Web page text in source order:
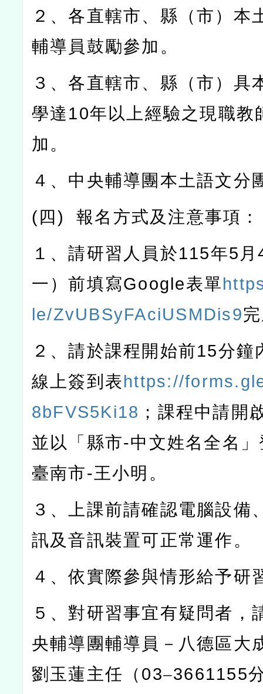
２、各直轄市、縣（市）本
輔導員鼓勵參加。
３、各直轄市、縣（市）具
學達 10年以上經驗之現職教
加。
４、中央輔導團本土語文分
(四)報名方式及注意事項：
１、請研習人員於115年5 月
一）前填寫Google表單
le/ZvUBSyFAciUSMDis9
２、請於課程開始前15分鐘
線上簽到表https://
8bFVS5Ki18 ；課程中請開
並以「縣市-中文姓名全名
臺南市-王小明。
３、上課前請確認電腦設備
訊及音訊裝置可正常運作。
４、依實際參與情形給予研
５、對研習事宜有疑問者，
央輔導團輔導員－八德區大
劉玉蓮主任（ 03–3661155